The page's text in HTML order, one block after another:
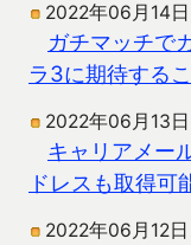
2022年06月14日
ガチマッチで
ラ3に期待する
2022年06月13日
キャリアメー
ドレスも取得可
2022年06月12日